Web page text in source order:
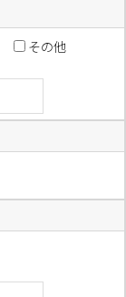
その他